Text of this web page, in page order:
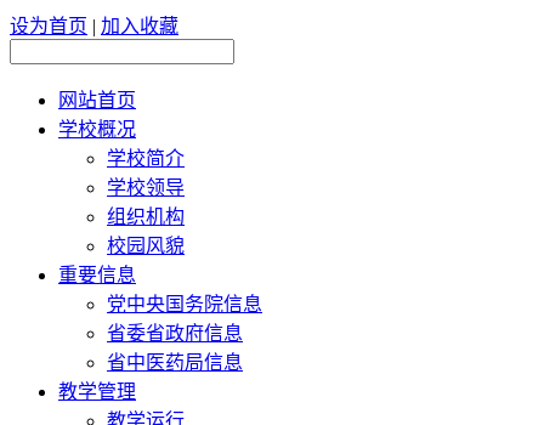
设为首页 | 加入收藏
网站首页
学校概况
学校简介
学校领导
组织机构
校园风貌
重要信息
党中央国务院信息
省委省政府信息
省中医药局信息
教学管理
教学运行